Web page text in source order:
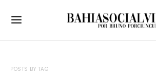
POSTS BY TAG